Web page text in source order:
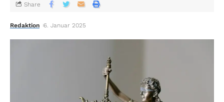
Redaktion 6. Januar 2025
Share